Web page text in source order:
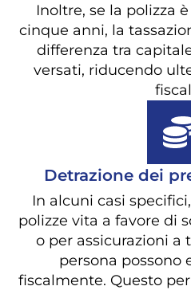
Inoltre, se la polizza
cinque anni, la
differenza tra
versati, riducendo
Detrazione dei
In alcuni casi
polizze vita a favore di
o per assicurazioni a
persona possono
fiscalmente. Questo